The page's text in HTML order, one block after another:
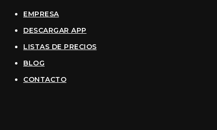
EMPRESA
DESCARGAR APP
LISTAS DE PRECIOS
BLOG
CONTACTO